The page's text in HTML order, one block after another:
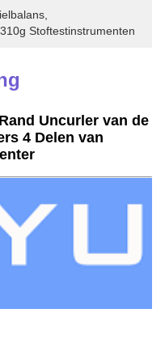
310g Stoftestinstrumenten
Uncurler van de
4 Delen van